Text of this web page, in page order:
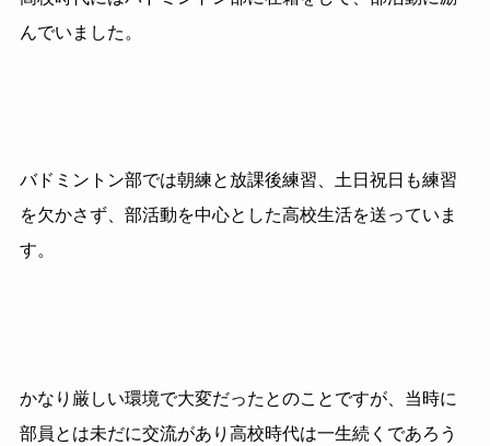
んでいました。
バドミントン部では朝練と放課後練習、土日祝日も練習
を欠かさず、部活動を中心とした高校生活を送っていま
す。
かなり厳しい環境で大変だったとのことですが、当時に
部員とは未だに交流があり高校時代は一生続くであろう